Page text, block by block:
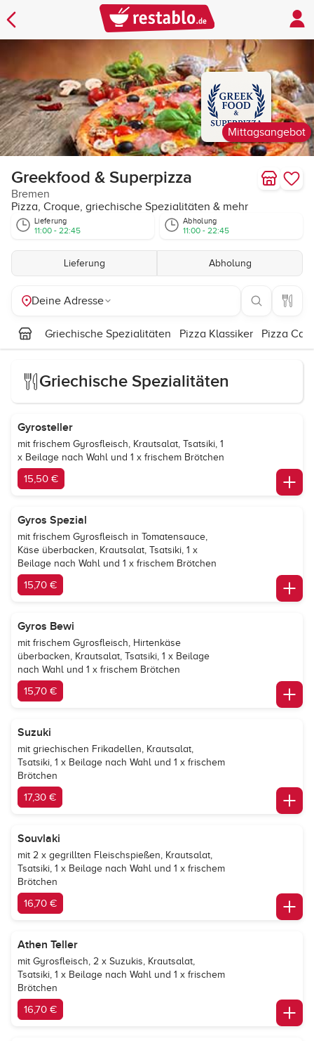
Mittagsangebot
Greekfood & Superpizza
Bremen
Pizza, Croque, griechische Spezialitäten & mehr
Lieferung
11:00 - 22:45
Abholung
11:00 - 22:45
Lieferung Abholung
Deine Adresse
Griechische Spezialitäten Pizza Klassiker Pizza
Griechische Spezialitäten
Gyrosteller
mit frischem Gyrosfleisch, Krautsalat, Tsatsiki, 1
x Beilage nach Wahl und 1 x frischem Brötchen
15,50 €
Gyros Spezial
mit frischem Gyrosfleisch in Tomatensauce,
Käse überbacken, Krautsalat, Tsatsiki, 1 x
Beilage nach Wahl und 1 x frischem Brötchen
15,70 €
Gyros Bewi
mit frischem Gyrosfleisch, Hirtenkäse
überbacken, Krautsalat, Tsatsiki, 1 x Beilage
nach Wahl und 1 x frischem Brötchen
15,70 €
Suzuki
mit griechischen Frikadellen, Krautsalat,
Tsatsiki, 1 x Beilage nach Wahl und 1 x frischem
Brötchen
17,30 €
Souvlaki
mit 2 x gegrillten Fleischspießen, Krautsalat,
Tsatsiki, 1 x Beilage nach Wahl und 1 x frischem
Brötchen
16,70 €
Athen Teller
mit Gyrosfleisch, 2 x Suzukis, Krautsalat,
Tsatsiki, 1 x Beilage nach Wahl und 1 x frischem
Brötchen
16,70 €